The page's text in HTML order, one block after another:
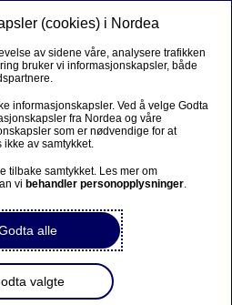
(cookies) i Nordea
av sidene våre, analysere trafikken
bruker vi informasjonskapsler, både
informasjonskapsler. Ved å velge Godta
fra Nordea og våre
som er nødvendige for at
ikke av samtykket.
tilbake samtykket. Les mer om
vi behandler personopplysninger.
alle
valgte